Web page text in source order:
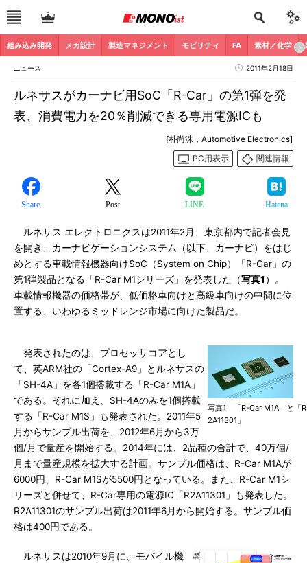
組み込み開発 メカ設計 製造マネジメント モビリティ FA 素材／化学
ニュース 2011年2月18日
ルネサスがカーナビ用SoC「R-Car」の第1弾を発
表、消費電力を20％削減できる専用電源ICも
[朴尚洙，Automotive Electronics]
PC用表示
関連情報
Share Post LINE Hatena
ルネサス エレクトロニクスは2011年2月、東京都内で記者会見
を開き、カーナビゲーションシステム（以下、カーナビ）をはじ
めとする車載情報機器向けSoC（System on Chip）「R-Car」の
第1弾製品となる「R-Car M1シリーズ」を発表した（写真1 ）。
車載情報機器の価格帯が、低価格車向けと高級車向けの中間に位
置する、いわゆるミッドレンジ市場に向けた製品だ。
写真1 「R-Car M1A」と「R
2A11301」
発表されたのは、プロセッサコアとし
て、英ARM社の「Cortex-A9」とルネサスの
「SH-4A」を各1個搭載する「R-Car M1A」
である。それに加え、SH-4Aのみを1個搭載
する「R-Car M1S」も発表された。2011年5
月からサンプル出荷を、2012年6月から3万
個/月で量産を開始する。2014年には、2品種の合計で、40万個/
月まで量産規模を拡大する計画。サンプル価格は、R-Car M1Aが
6000円、R-Car M1Sが5500円となっている。また、R-Car M1シ
リーズと併せて、R-Car専用の電源IC「R2A11301」も発表した。
R2A11301のサンプル出荷は2011年6月から開始する。サンプル価
格は400円である。
ルネサスは2010年9月に、モバイル機